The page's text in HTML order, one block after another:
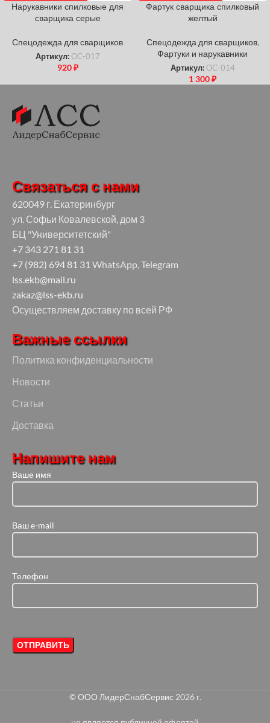
Нарукавники спилковые для
сварщика серые
Спецодежда для сварщиков
Артикул: ОС-017
920₽
Фартук сварщика спилковый
желтый
Спецодежда для сварщиков,
Фартуки и нарукавники
Артикул: ОС-014
1 300₽
Связаться с нами
620049 г. Екатеринбург
ул. Софьи Ковалевской, дом 3
БЦ "Университетский"
+7 343 271 81 31
+7 (982) 694 81 31 WhatsApp, Telegram
lss.ekb@mail.ru
zakaz@lss-ekb.ru
Осуществляем доставку по всей РФ
Важные ссылки
Политика конфиденциальности
Новости
Статьи
Доставка
Напишите нам
Ваше имя
Ваш e-mail
Телефон
©ООО ЛидерСнабСервис2026 г.